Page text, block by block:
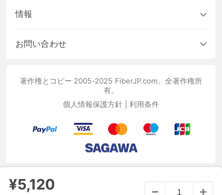
¥5,120
情報
お問い合わせ
著作権とコピー 2005-2025 FiberJP.com。全著作権所
有。
個人情報保護方針
利用条件